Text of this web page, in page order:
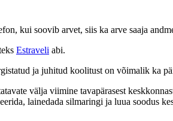
kui soovib arvet, siis ka arve saaja
Estraveli abi.
ja juhitud koolitust on võimalik ka
välja viimine tavapärasest
lainedada silmaringi ja luua soodus